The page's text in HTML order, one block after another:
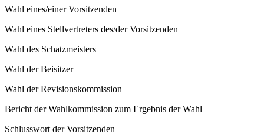
Wahl eines/einer Vorsitzenden
Wahl eines Stellvertreters des/der Vorsitzenden
Wahl des Schatzmeisters
Wahl der Beisitzer
Wahl der Revisionskommission
Bericht der Wahlkommission zum Ergebnis der Wahl
Schlusswort der Vorsitzenden